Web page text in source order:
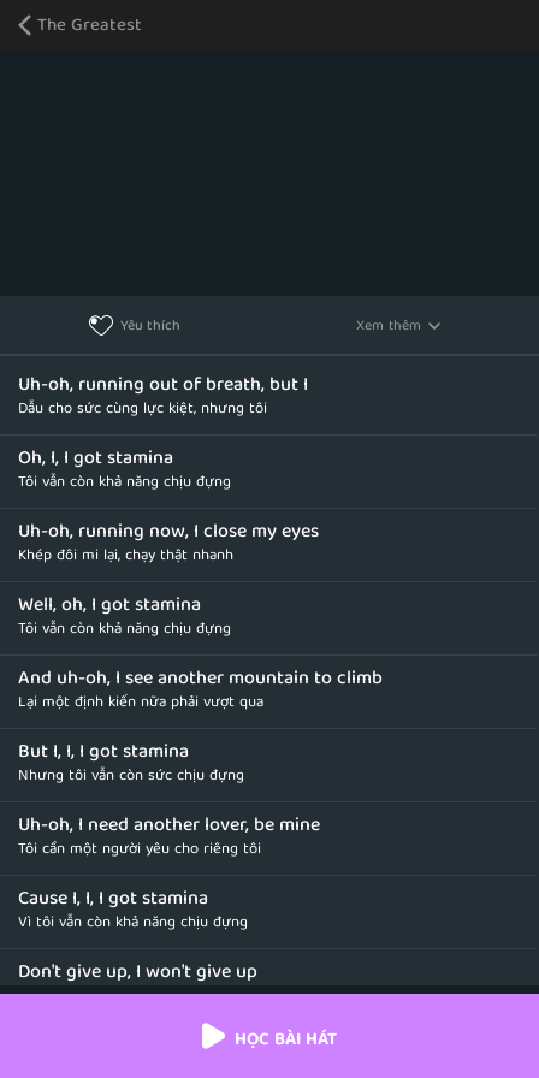
The Greatest
Yêu thích Xem thêm
Uh-oh, running out of breath, but I
Dẫu cho sức cùng lực kiệt, nhưng tôi
Oh, I, I got stamina
Tôi vẫn còn khả năng chịu đựng
Uh-oh, running now, I close my eyes
Khép đôi mi lại, chạy thật nhanh
Well, oh, I got stamina
Tôi vẫn còn khả năng chịu đựng
And uh-oh, I see another mountain to climb
Lại một định kiến nữa phải vượt qua
But I, I, I got stamina
Nhưng tôi vẫn còn sức chịu đựng
Uh-oh, I need another lover, be mine
Tôi cần một người yêu cho riêng tôi
Cause I, I, I got stamina
Vì tôi vẫn còn khả năng chịu đựng
Don't give up, I won't give up
Không được từ bỏ, tôi sẽ không từ bỏ
Don't give up, no no no HỌC BÀI HÁT